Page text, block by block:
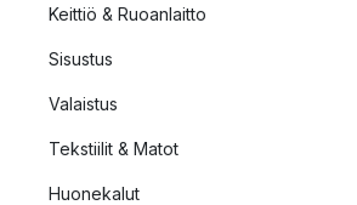
Keittiö & Ruoanlaitto
Sisustus
Valaistus
Tekstiilit & Matot
Huonekalut